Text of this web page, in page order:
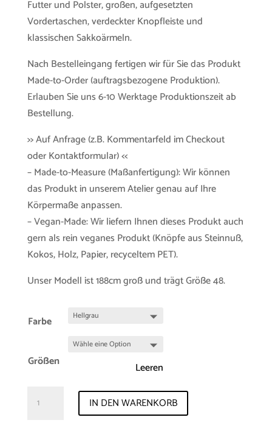
Futter und Polster, großen, aufgesetzten
Vordertaschen, verdeckter Knopfleiste und
klassischen Sakkoärmeln.
Nach Bestelleingang fertigen wir für Sie das Produkt
Made-to-Order (auftragsbezogene Produktion).
Erlauben Sie uns 6-10 Werktage Produktionszeit ab
Bestellung.
>> Auf Anfrage (z.B. Kommentarfeld im Checkout
oder Kontaktformular) <<
– Made-to-Measure (Maßanfertigung): Wir können
das Produkt in unserem Atelier genau auf Ihre
Körpermaße anpassen.
– Vegan-Made: Wir liefern Ihnen dieses Produkt auch
gern als rein veganes Produkt (Knöpfe aus Steinnuß,
Kokos, Holz, Papier, recyceltem PET).
Unser Modell ist 188cm groß und trägt Größe 48.
Farbe
Größen
Leeren
"Wassily"
IN DEN WARENKORB